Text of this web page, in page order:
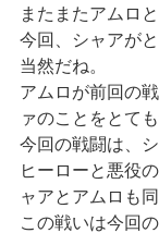
またまたアムロ
今回、シャアが
当然だね。
アムロが前回の
ァのことをとて
今回の戦闘は、
ヒーローと悪役
ャアとアムロも同
この戦いは今回